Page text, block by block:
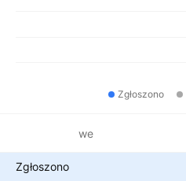
Zgłoszono
Metryki finansowe
Zgłoszono